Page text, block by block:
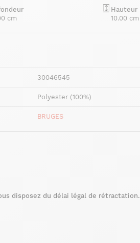
cm
Hauteur
10.00 cm
30046545
Polyester (100%)
BRUGES
disposez du délai légal de rétractation.